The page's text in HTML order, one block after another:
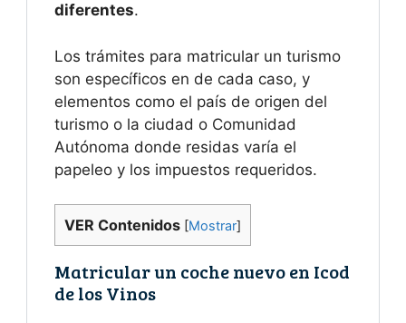
diferentes.
Los trámites para matricular un turismo
son específicos en de cada caso, y
elementos como el país de origen del
turismo o la ciudad o Comunidad
Autónoma donde residas varía el
papeleo y los impuestos requeridos.
VER Contenidos [Mostrar]
Matricular un coche nuevo en Icod
de los Vinos